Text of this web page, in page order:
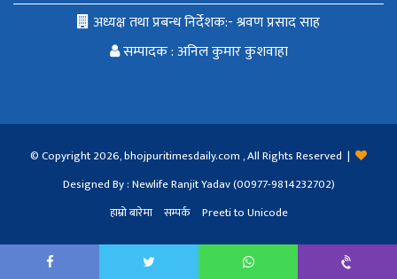
अध्यक्ष तथा प्रबन्ध निर्देशक:- श्रवण प्रसाद साह
सम्पादक : अनिल कुमार कुशवाहा
© Copyright 2026, bhojpuritimesdaily.com , All Rights Reserved |
Designed By : Newlife Ranjit Yadav (00977-9814232702)
हाम्रो बारेमा
सम्पर्क Preeti to Unicode